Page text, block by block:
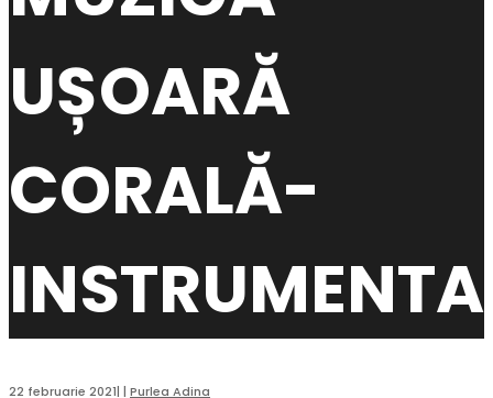
UȘOARĂ
CORALĂ-
22 februarie 2021| | Purlea Adina